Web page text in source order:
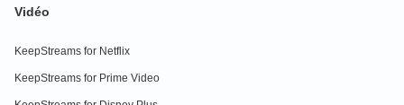
Vidéo
KeepStreams for Netflix
KeepStreams for Prime Video